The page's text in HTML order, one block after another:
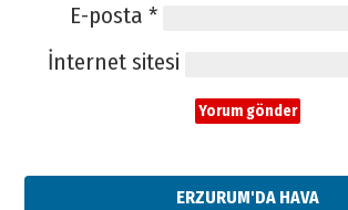
E-posta *
İnternet sitesi
ERZURUM'DA HAVA